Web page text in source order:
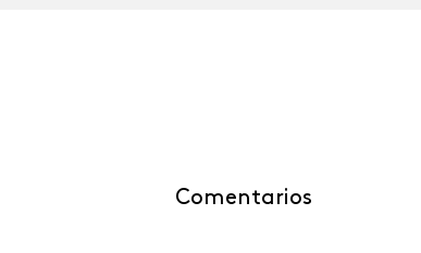
Comentarios